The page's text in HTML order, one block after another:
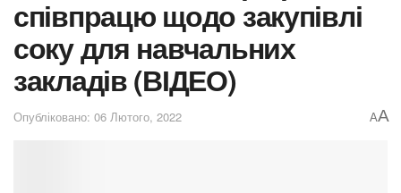
співпрацю щодо закупівлі
соку для навчальних
закладів (ВІДЕО)
Опубліковано: 06 Лютого, 2022 AA